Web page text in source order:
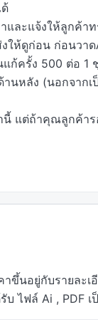
และแจ้งให้ลูกค้า
ให้ดูก่อน ก่อนวา
ก้ครั้ง 500 ต่อ 1
นหลัง (นอกจาก
แต่ถ้าคุณลูกค้าร
ขึ้นอยู่กับรายละเ
บ ไฟล์ Ai , PDF